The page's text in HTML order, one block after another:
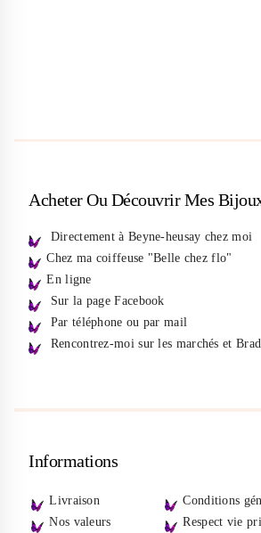
Acheter Ou Découvrir Mes
Directement à Beyne-heusay chez moi
Chez ma coiffeuse "Belle chez flo"
En ligne
Sur la page Facebook
Par téléphone ou par mail
Rencontrez-moi sur les marchés et
Informations
Livraison
Nos valeurs
Conditions
Respect vie